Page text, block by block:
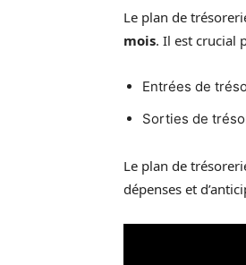
Le plan de
mois. Il est crucial
Entrées de
Sorties de
Le plan de
dépenses et